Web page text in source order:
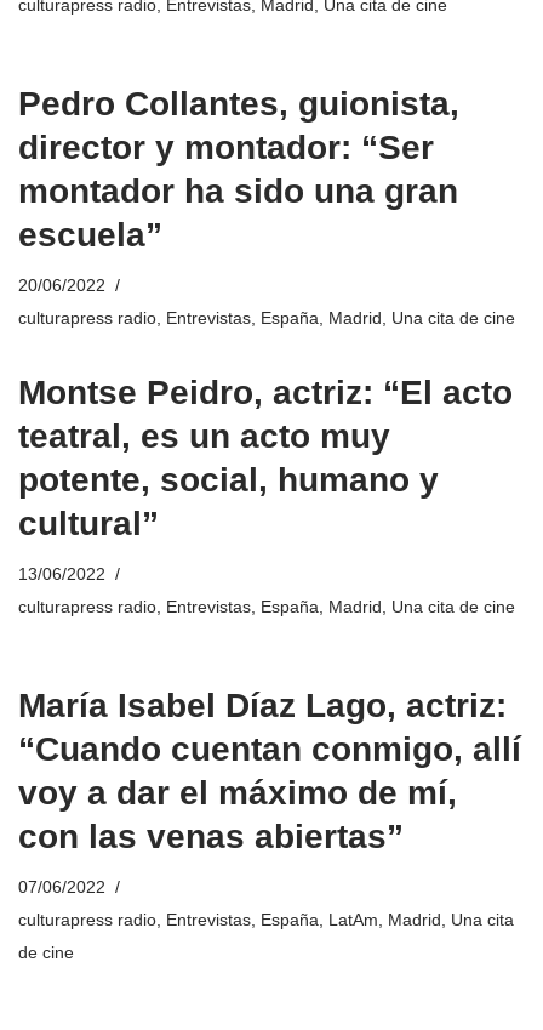
culturapress radio Entrevistas Madrid Una cita de cine
Pedro Collantes, guionista,
director y montador: “Ser
montador ha sido una gran
escuela”
20/06/2022
culturapress radio Entrevistas España Madrid Una cita de cine
Montse Peidro, actriz: “El acto
teatral, es un acto muy
potente, social, humano y
cultural”
13/06/2022
culturapress radio Entrevistas España Madrid Una cita de cine
María Isabel Díaz Lago, actriz:
“Cuando cuentan conmigo, allí
voy a dar el máximo de mí,
con las venas abiertas”
07/06/2022
culturapress radio Entrevistas España LatAm Madrid
Una cita
de cine